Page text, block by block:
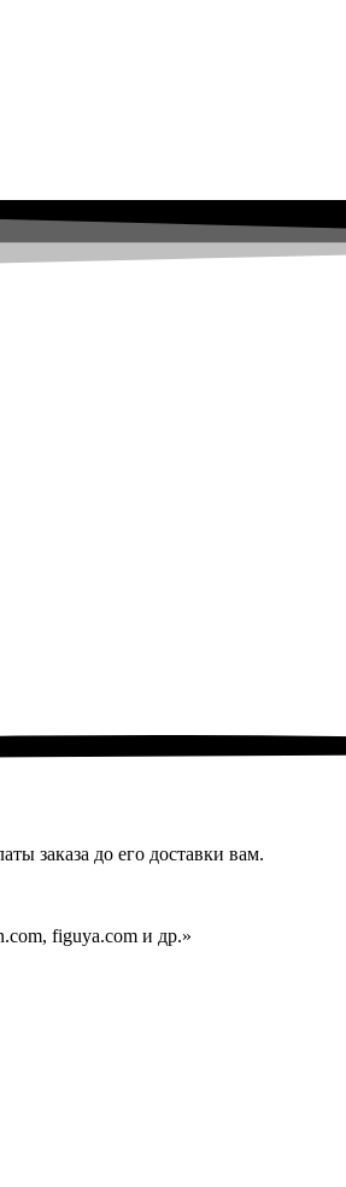
заказа до его доставки вам.
figuya.com и др.»